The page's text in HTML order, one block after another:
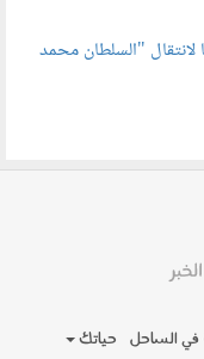
المدينة.. 4 مزايا لانتقال "السلطان محمد
في الساحل حياتك